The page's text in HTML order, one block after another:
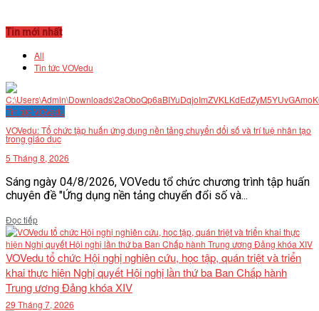
Tin mới nhất
All
Tin tức VOVedu
Tin tức VOVedu
VOVedu: Tổ chức tập huấn ứng dụng nền tảng chuyển đổi số và trí tuệ nhân tạo
trong giáo dục
5 Tháng 8, 2026
Sáng ngày 04/8/2026, VOVedu tổ chức chương trình tập huấn
chuyên đề "Ứng dụng nền tảng chuyển đổi số và...
Đọc tiếpDetails
VOVedu tổ chức Hội nghị nghiên cứu, học tập, quán triệt và triển
khai thực hiện Nghị quyết Hội nghị lần thứ ba Ban Chấp hành
Trung ương Đảng khóa XIV
29 Tháng 7, 2026